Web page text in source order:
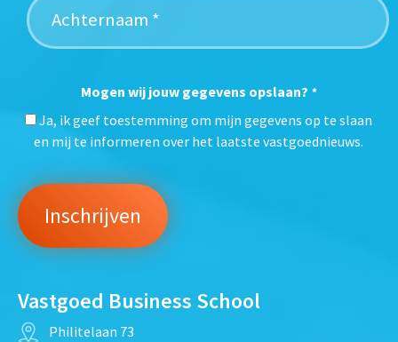
Mogen wij jouw gegevens opslaan? *
Ja, ik geef toestemming om mijn gegevens op te slaan
en mij te informeren over het laatste vastgoednieuws.
Vastgoed Business School
Philitelaan 73